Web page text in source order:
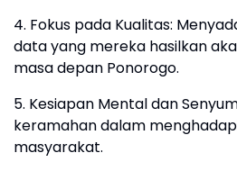
4. ​Fokus pada Kualitas:
data yang mereka hasilkan
masa depan Ponorogo.
5. ​Kesiapan Mental dan
keramahan dalam
masyarakat.